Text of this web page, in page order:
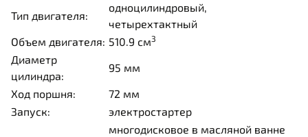
Тип двигателя:
одноцилиндровый,
четырехтактный
Объем двигателя: 510.9 см3
Диаметр
цилиндра:
95 мм
Ход поршня:
72 мм
Запуск:
электростартер
многодисковое в масляной ванне